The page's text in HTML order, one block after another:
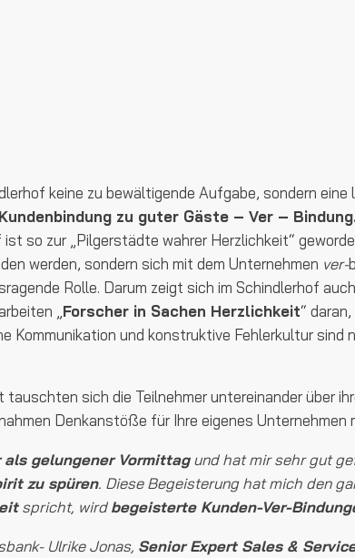
keine zu bewältigende Aufgabe, sondern eine
zu guter Gäste – Ver –
so zur „Pilgerstädte wahrer Herzlichkeit“
werden, sondern sich mit dem Unternehmen ver-
Rolle. Darum zeigt sich im Schindlerhof
„ Forscher in Sachen Herzlichkeit“
Kommunikation und konstruktive Fehlerkultur sind
sich die Teilnehmer untereinander über
Denkanstöße für Ihre eigenes Unternehmen
als gelungener Vormittagund hat mir sehr gut
zu spüren. Diese Begeisterung hat mich den
spricht, wirdbegeisterte Kunden-Ver-
- Ulrike Jonas, Senior Expert Sales &